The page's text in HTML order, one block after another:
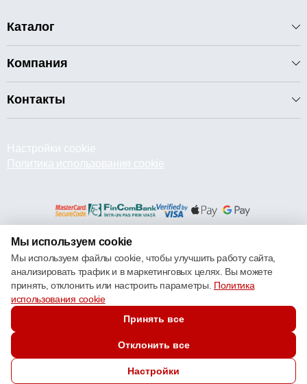
Каталог
Компания
Контакты
Настройки cookie
Политика использования cookie
© 2013 – 2026 ECOM
Мы используем cookie
Мы используем файлы cookie, чтобы улучшить работу сайта,
анализировать трафик и в маркетинговых целях. Вы можете
принять, отклонить или настроить параметры. Политика
использования cookie
Принять все
Отклонить все
Настройки